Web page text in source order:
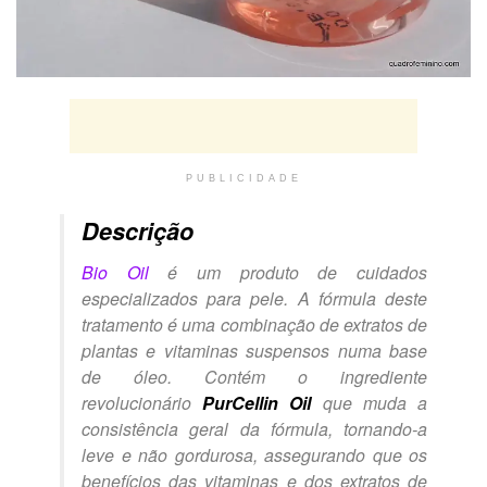
PUBLICIDADE
Descrição
Bio Oilé um produto de cuidados
especializados para pele. A fórmula deste
tratamento é uma combinação de extratos de
plantas e vitaminas suspensos numa base
de óleo. Contém o ingrediente
revolucionárioPurCellin Oilque muda a
consistência geral da fórmula, tornando-a
leve e não gordurosa, assegurando que os
benefícios das vitaminas e dos extratos de